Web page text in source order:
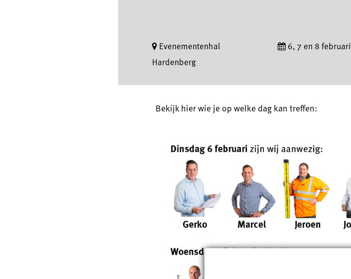
Evenementenhal
Hardenberg
6, 7 en 8 februari
Bekijk hier wie je op welke dag kan treffen: